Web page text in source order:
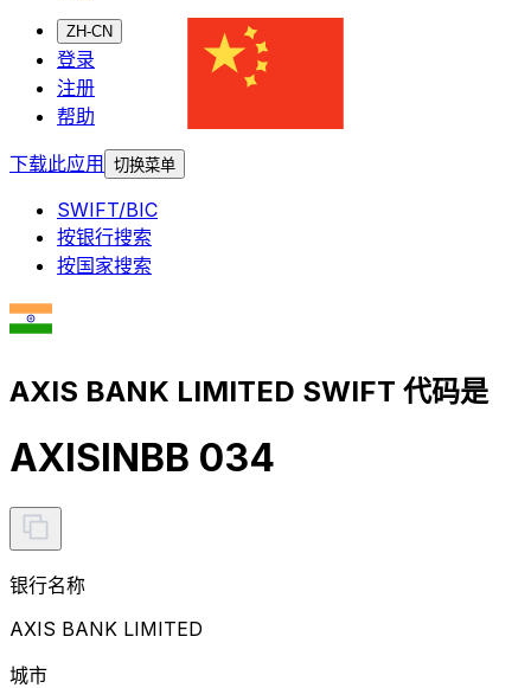
ZH-CN
登录
注册
帮助
下载此应用
切换菜单
SWIFT/BIC
按银行搜索
按国家搜索
AXIS BANK LIMITED SWIFT 代码是
AXISINBB 034
银行名称
AXIS BANK LIMITED
城市